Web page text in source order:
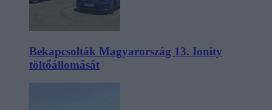
Bekapcsolták Magyarország 13. Ionity
töltőállomását